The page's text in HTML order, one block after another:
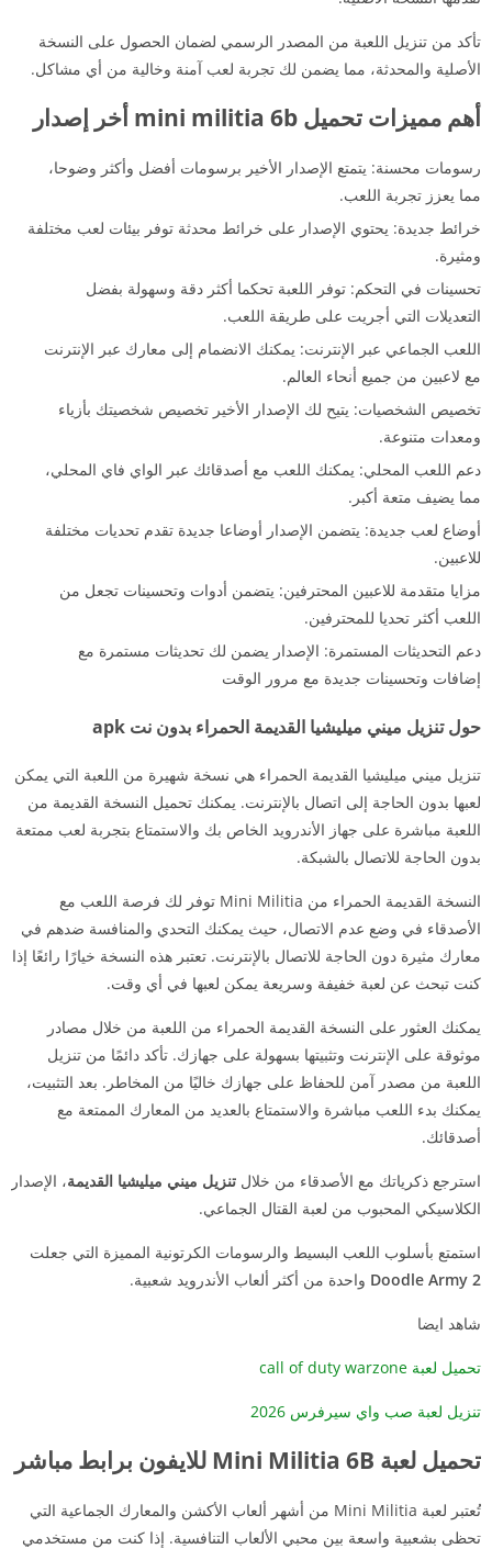
تأكد من تنزيل اللعبة من المصدر الرسمي لضمان الحصول على النسخة
الأصلية والمحدثة، مما يضمن لك تجربة لعب آمنة وخالية من أي مشاكل.
أهم مميزات تحميل mini militia 6b أخر إصدار
رسومات محسنة: يتمتع الإصدار الأخير برسومات أفضل وأكثر وضوحا،
مما يعزز تجربة اللعب.
خرائط جديدة: يحتوي الإصدار على خرائط محدثة توفر بيئات لعب مختلفة
ومثيرة.
تحسينات في التحكم: توفر اللعبة تحكما أكثر دقة وسهولة بفضل
التعديلات التي أجريت على طريقة اللعب.
اللعب الجماعي عبر الإنترنت: يمكنك الانضمام إلى معارك عبر الإنترنت
مع لاعبين من جميع أنحاء العالم.
تخصيص الشخصيات: يتيح لك الإصدار الأخير تخصيص شخصيتك بأزياء
ومعدات متنوعة.
دعم اللعب المحلي: يمكنك اللعب مع أصدقائك عبر الواي فاي المحلي،
مما يضيف متعة أكبر.
أوضاع لعب جديدة: يتضمن الإصدار أوضاعا جديدة تقدم تحديات مختلفة
للاعبين.
مزايا متقدمة للاعبين المحترفين: يتضمن أدوات وتحسينات تجعل من
اللعب أكثر تحديا للمحترفين.
دعم التحديثات المستمرة: الإصدار يضمن لك تحديثات مستمرة مع
إضافات وتحسينات جديدة مع مرور الوقت
حول تنزيل ميني ميليشيا القديمة الحمراء بدون نت apk
تنزيل ميني ميليشيا القديمة الحمراء هي نسخة شهيرة من اللعبة التي يمكن
لعبها بدون الحاجة إلى اتصال بالإنترنت. يمكنك تحميل النسخة القديمة من
اللعبة مباشرة على جهاز الأندرويد الخاص بك والاستمتاع بتجربة لعب ممتعة
بدون الحاجة للاتصال بالشبكة.
النسخة القديمة الحمراء من Mini Militia توفر لك فرصة اللعب مع
الأصدقاء في وضع عدم الاتصال، حيث يمكنك التحدي والمنافسة ضدهم في
معارك مثيرة دون الحاجة للاتصال بالإنترنت. تعتبر هذه النسخة خيارًا رائعًا إذا
كنت تبحث عن لعبة خفيفة وسريعة يمكن لعبها في أي وقت.
يمكنك العثور على النسخة القديمة الحمراء من اللعبة من خلال مصادر
موثوقة على الإنترنت وتثبيتها بسهولة على جهازك. تأكد دائمًا من تنزيل
اللعبة من مصدر آمن للحفاظ على جهازك خاليًا من المخاطر. بعد التثبيت،
يمكنك بدء اللعب مباشرة والاستمتاع بالعديد من المعارك الممتعة مع
أصدقائك.
استرجع ذكرياتك مع الأصدقاء من خلال تنزيل ميني ميليشيا القديمة، الإصدار
الكلاسيكي المحبوب من لعبة القتال الجماعي.
استمتع بأسلوب اللعب البسيط والرسومات الكرتونية المميزة التي جعلت
Doodle Army 2 واحدة من أكثر ألعاب الأندرويد شعبية.
شاهد ايضا
تحميل لعبة call of duty warzone
تنزيل لعبة صب واي سيرفرس 2026
تحميل لعبة Mini Militia 6B للايفون برابط مباشر
تُعتبر لعبة Mini Militia من أشهر ألعاب الأكشن والمعارك الجماعية التي
تحظى بشعبية واسعة بين محبي الألعاب التنافسية. إذا كنت من مستخدمي